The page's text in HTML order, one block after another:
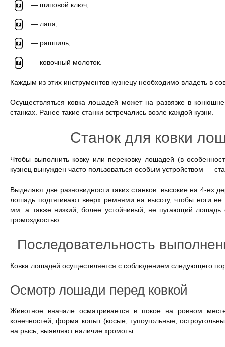
— шиповой ключ,
— лапа,
— рашпиль,
— ковочный молоток.
Каждым из этих инструментов кузнецу необходимо владеть в
Осуществляться ковка лошадей может на развязке в
станках. Ранее такие станки встречались возле каждой кузни.
Станок для ковки
Чтобы выполнить ковку или перековку лошадей (в
кузнец вынужден часто пользоваться особым устройством —
Выделяют две разновидности таких станков: высокие на 4-ех
лошадь подтягивают вверх ремнями на высоту, чтобы ноги
мм
а также низкий, более устойчивый, не пугающий
громоздкостью.
Последовательность
Ковка лошадей осуществляется с соблюдением следующего
Осмотр лошади перед ковкой
Животное вначале осматривается в покое на ровном
конечностей, форма копыт (косые, тупоугольные,
на рысь, выявляют наличие хромоты.